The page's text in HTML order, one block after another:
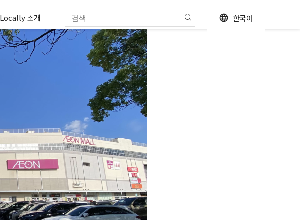
Locally 소개 language 한국어